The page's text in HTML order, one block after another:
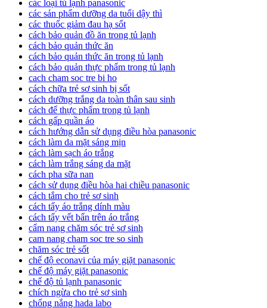
các loại tủ lạnh panasonic
các sản phẩm dưỡng da tuổi dậy thì
các thuốc giảm đau hạ sốt
cách bảo quản đồ ăn trong tủ lạnh
cách bảo quản thức ăn
cách bảo quản thức ăn trong tủ lạnh
cách bảo quản thực phẩm trong tủ lạnh
cach cham soc tre bi ho
cách chữa trẻ sơ sinh bị sốt
cách dưỡng trắng da toàn thân sau sinh
cách để thực phẩm trong tủ lạnh
cách gấp quần áo
cách hướng dẫn sử dụng điều hòa panasonic
cách làm da mặt sáng mịn
cách làm sạch áo trắng
cách làm trắng sáng da mặt
cách pha sữa nan
cách sử dụng điều hòa hai chiều panasonic
cách tắm cho trẻ sơ sinh
cách tẩy áo trắng dính màu
cách tẩy vết bẩn trên áo trắng
cẩm nang chăm sóc trẻ sơ sinh
cam nang cham soc tre so sinh
chăm sóc trẻ sốt
chế độ econavi của máy giặt panasonic
chế độ máy giặt panasonic
chế độ tủ lạnh panasonic
chích ngừa cho trẻ sơ sinh
chống nắng hada labo